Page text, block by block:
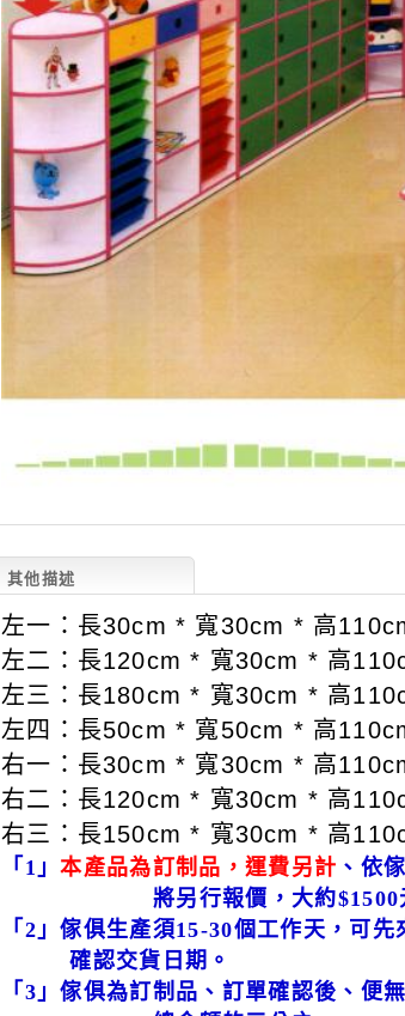
其他描述
左一：長30cm * 寬30cm * 高
左二：長120cm * 寬30cm * 高
左三：長180cm * 寬30cm * 高
左四：長50cm * 寬50cm * 高
右一：長30cm * 寬30cm * 高
右二：長120cm * 寬30cm * 高
右三：長150cm * 寬30cm * 高
「1」本產品為訂制品，運費另計 、依
將另行報價，大約$1500元
「2」傢俱生產須15-30個工作天，可先
確認交貨日期。
「3」傢俱為訂制品、訂單確認後、便